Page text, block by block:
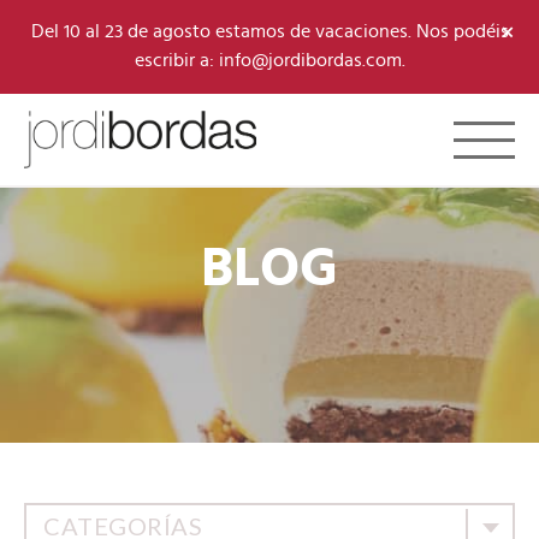
Del 10 al 23 de agosto estamos de vacaciones. Nos podéis
escribir a: info@jordibordas.com.
×
Toggle
BLOG
CATEGORÍAS